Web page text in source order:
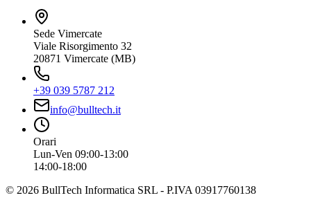
Sede Vimercate
Viale Risorgimento 32
20871 Vimercate (MB)
+39 039 5787 212
info@bulltech.it
Orari
Lun-Ven 09:00-13:00
14:00-18:00
© 2026 BullTech Informatica SRL - P.IVA 03917760138